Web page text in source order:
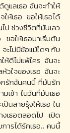
ดูแลเธอ ฉันจะทำให้
ห้เธอ ขอให้เธอได้
ป ช่วงชีวิตที่มันเลว
อให้เธอมาเริ่มต้น
ะไม่มีข้อแม้ใดๆ กับ
ห้ดีไม่แพ้ใคร ฉันจะ
วใจของเธอ ฉันจะ
กรักฉันคนนี้ ที่มันรัก
มเช้า ในวันที่มันเธอ
นสายรุ้งให้เธอ ใน
งเธอตลอดไป เปิด
การได้รักเธอ.. คนนี้